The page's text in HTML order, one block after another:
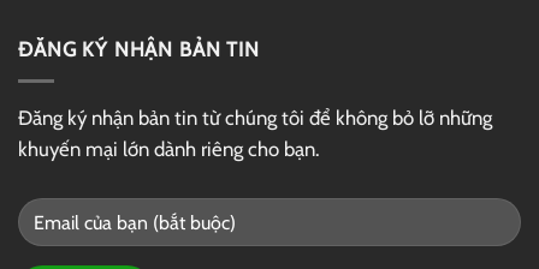
ĐĂNG KÝ NHẬN BẢN TIN
Đăng ký nhận bản tin từ chúng tôi để không bỏ lỡ những
khuyến mại lớn dành riêng cho bạn.